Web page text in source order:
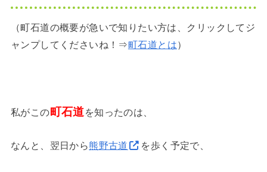
（町石道の概要が急いで知りたい方は、クリックしてジ
ャンプしてくださいね！⇒町石道とは）
私がこの町石道を知ったのは、
なんと、翌日から熊野古道 を歩く予定で、